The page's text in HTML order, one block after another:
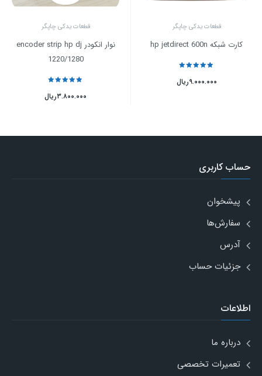
قطعات یدکی چاپگر
کارت شبکه hp jetdirect 600n
ریال۹.۰۰۰.۰۰۰
قطعات یدکی چاپگر
نوار انکودر encoder strip hp dj
1220/1280
ریال۳.۸۰۰.۰۰۰
حساب کاربری
پیشخوان
سفارش‌ها
آدرس
جزئیات حساب
اطلاعات
درباره ما
تعمیرات تخصصی